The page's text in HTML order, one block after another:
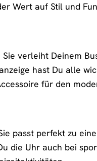
Wert auf Stil und
verleiht Deinem
hast Du alle
für den
passt perfekt zu
die Uhr auch bei